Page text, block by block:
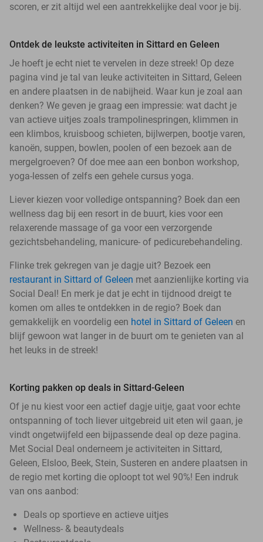
scoren, er zit altijd wel een aantrekkelijke deal voor je bij.
Ontdek de leukste activiteiten in Sittard en Geleen
Je hoeft je echt niet te vervelen in deze streek! Op deze
pagina vind je tal van leuke activiteiten in Sittard, Geleen
en andere plaatsen in de nabijheid. Waar kun je zoal aan
denken? We geven je graag een impressie: wat dacht je
van actieve uitjes zoals trampolinespringen, klimmen in
een klimbos, kruisboog schieten, bijlwerpen, bootje varen,
kanoën, suppen, bowlen, poolen of een bezoek aan de
mergelgroeven? Of doe mee aan een bonbon workshop,
yoga-lessen of zelfs een gehele cursus yoga.
Liever kiezen voor volledige ontspanning? Boek dan een
wellness dag bij een resort in de buurt, kies voor een
relaxerende massage of ga voor een verzorgende
gezichtsbehandeling, manicure- of pedicurebehandeling.
Flinke trek gekregen van je dagje uit? Bezoek een
restaurant in Sittard of Geleen met aanzienlijke korting via
Social Deal! En merk je dat je echt in tijdnood dreigt te
komen om alles te ontdekken in de regio? Boek dan
gemakkelijk en voordelig een hotel in Sittard of Geleen en
blijf gewoon wat langer in de buurt om te genieten van al
het leuks in de streek!
Korting pakken op deals in Sittard-Geleen
Of je nu kiest voor een actief dagje uitje, gaat voor echte
ontspanning of toch liever uitgebreid uit eten wil gaan, je
vindt ongetwijfeld een bijpassende deal op deze pagina.
Met Social Deal onderneem je activiteiten in Sittard,
Geleen, Elsloo, Beek, Stein, Susteren en andere plaatsen in
de regio met korting die oploopt tot wel 90%! Een indruk
van ons aanbod:
Deals op sportieve en actieve uitjes
Wellness- & beautydeals